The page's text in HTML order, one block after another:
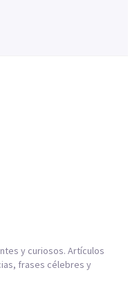
y curiosos. Artículos
frases célebres y